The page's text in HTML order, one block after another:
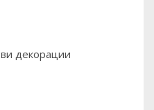
декорации